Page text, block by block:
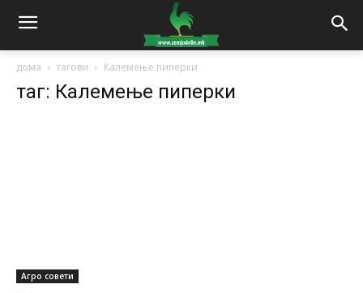
дома тагови Калемење пиперки
таг: Калемење пиперки
Агро совети